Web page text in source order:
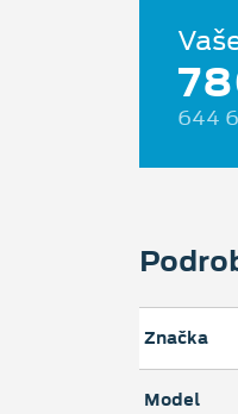
644
Značka
Model